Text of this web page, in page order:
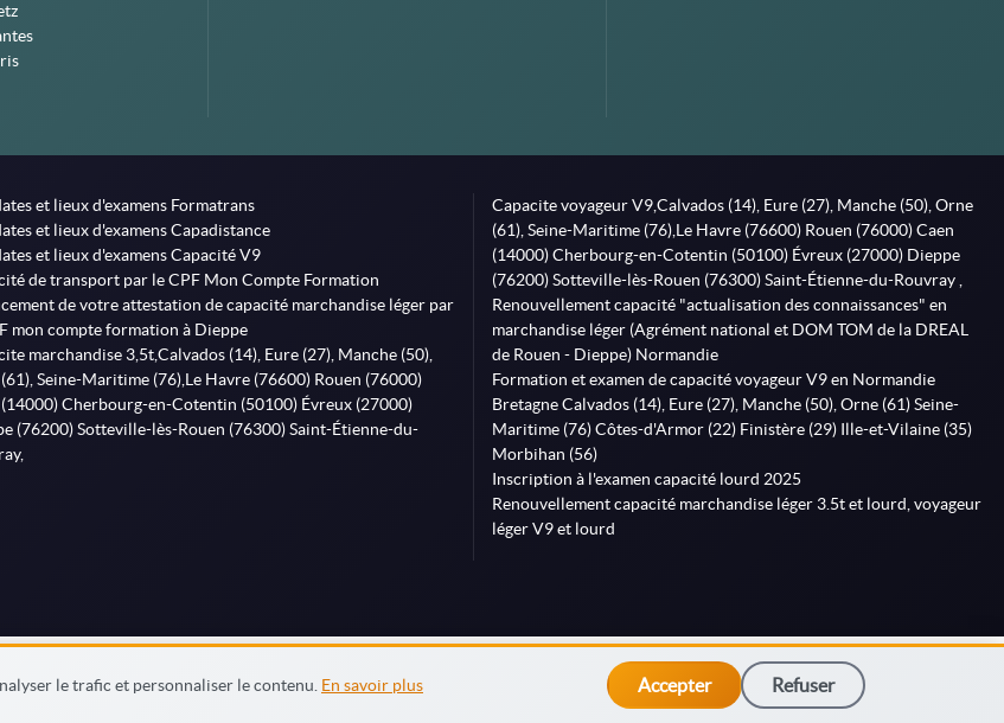
le trafic et personnaliser le contenu. En savoir plus Accepter Refuser
et lieux d'examens Formatrans
et lieux d'examens Capadistance
et lieux d'examens Capacité V9
de transport par le CPF Mon Compte Formation
de votre attestation de capacité marchandise léger par
mon compte formation à Dieppe
marchandise 3,5t,Calvados (14), Eure (27), Manche (50),
Seine-Maritime (76),Le Havre (76600) Rouen (76000)
(14000) Cherbourg-en-Cotentin (50100) Évreux (27000)
(76200) Sotteville-lès-Rouen (76300) Saint-Étienne-du-
Capacite voyageur V9,Calvados (14), Eure (27), Manche (50), Orne
(61), Seine-Maritime (76),Le Havre (76600) Rouen (76000) Caen
(14000) Cherbourg-en-Cotentin (50100) Évreux (27000) Dieppe
(76200) Sotteville-lès-Rouen (76300) Saint-Étienne-du-Rouvray ,
Renouvellement capacité "actualisation des connaissances" en
marchandise léger (Agrément national et DOM TOM de la DREAL
de Rouen - Dieppe) Normandie
Formation et examen de capacité voyageur V9 en Normandie
Bretagne Calvados (14), Eure (27), Manche (50), Orne (61) Seine-
Maritime (76) Côtes-d'Armor (22) Finistère (29) Ille-et-Vilaine (35)
Morbihan (56)
Inscription à l'examen capacité lourd 2025
Renouvellement capacité marchandise léger 3.5t et lourd, voyageur
léger V9 et lourd
Mention légales Contactez nous